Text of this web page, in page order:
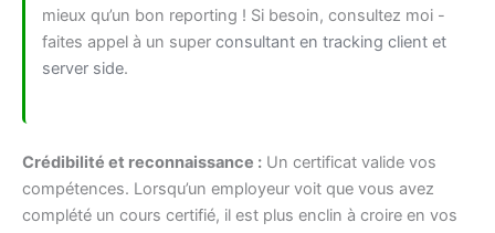
mieux qu’un bon reporting ! Si besoin, consultez moi -
faites appel à un super consultant en tracking client et
server side.
Crédibilité et reconnaissance : Un certificat valide vos
compétences. Lorsqu’un employeur voit que vous avez
complété un cours certifié, il est plus enclin à croire en vos